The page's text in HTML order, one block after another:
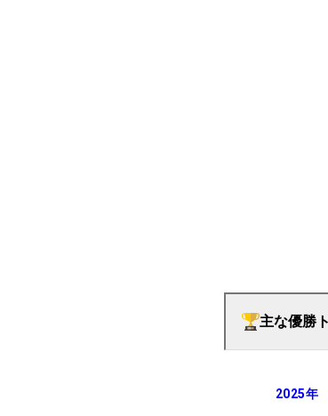
主な優勝
2025年